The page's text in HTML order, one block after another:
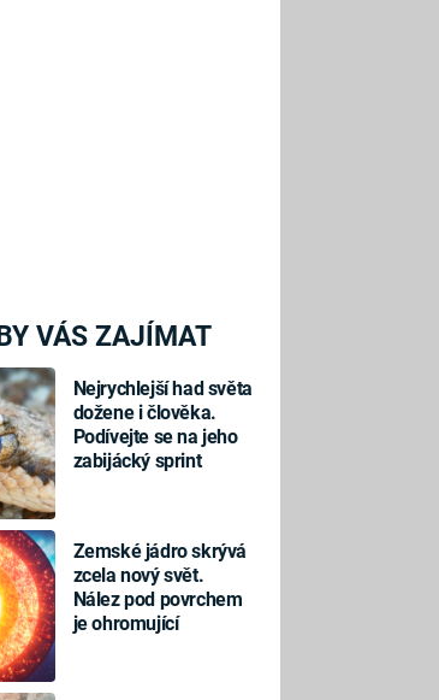
VÁS ZAJÍMAT
Nejrychlejší had světa
dožene i člověka.
Podívejte se na jeho
zabijácký sprint
Zemské jádro skrývá
zcela nový svět.
Nález pod povrchem
je ohromující